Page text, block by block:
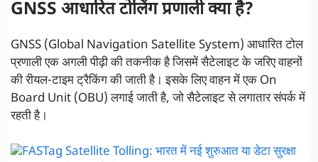
GNSS आधारित टोलिंग प्रणाली क्या है?
GNSS (Global Navigation Satellite System) आधारित टोल
प्रणाली एक अगली पीढ़ी की तकनीक है जिसमें सैटेलाइट के जरिए वाहनों
की रीयल-टाइम ट्रैकिंग की जाती है। इसके लिए वाहन में एक On
Board Unit (OBU) लगाई जाती है, जो सैटेलाइट से लगातार संपर्क में
रहती है।